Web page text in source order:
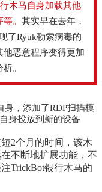
木马自身加载其他
。 其实早在去年，
了Ryuk勒索病毒的
恶意程序变得更加
。
，添加了RDP扫描模
身投放到新的设备
2个月的时间，该木
不断地扩展功能，不
TrickBot银行木马的